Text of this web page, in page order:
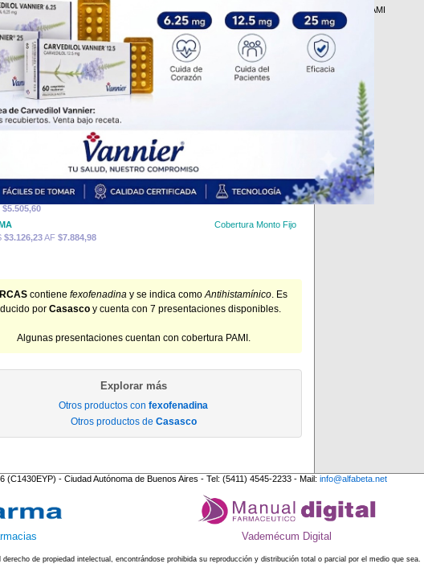
$16.421,70
Cobertura Monto Fijo
$8.745,62 AF$24.097,78
comp.x 10 $21.641,16 (29/06/26)
Producto Reconocido
$10.820,58
Cobertura Monto Fijo
$15.177,98
$11.011,21
Producto Reconocido
$5.505,60
Cobertura Monto Fijo
$3.126,23AF $7.884,98
contiene fexofenadinay se indica comoAntihistamínico. Es
por Casasco y cuenta con 7 presentaciones disponibles.
Algunas presentaciones cuentan con cobertura PAMI.
Explorar más
Otros productos con fexofenadina
Otros productos de Casasco
Descuentos PAMI
(C1430EYP) - Ciudad Autónoma de Buenos Aires - Tel: (5411) 4545-2233 - Mail: info@alfabeta.net
Vademécum Digital
de propiedad intelectual, encontrándose prohibida su reproducción y distribución total o parcial por el medio que sea.